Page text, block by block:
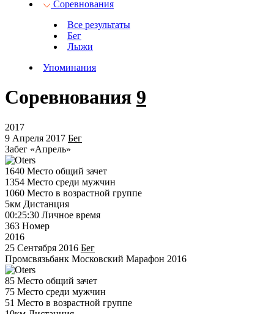
Соревнования
Все результаты
Бег
Лыжи
Упоминания
Соревнования 9
2017
9 Апреля 2017 Бег
Забег «Апрель»
1640 Место общий зачет
1354 Место среди мужчин
1060 Место в возрастной группе
5км Дистанция
00:25:30 Личное время
363 Номер
2016
25 Сентября 2016 Бег
Промсвязьбанк Московский Марафон 2016
85 Место общий зачет
75 Место среди мужчин
51 Место в возрастной группе